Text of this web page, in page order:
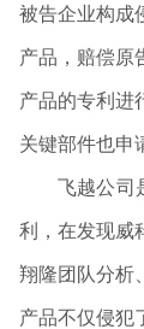
被告企业构成
产品，赔偿原
产品的专利进
关键部件也申
飞越公司
利，在发现威
翔隆团队分析
产品不仅侵犯